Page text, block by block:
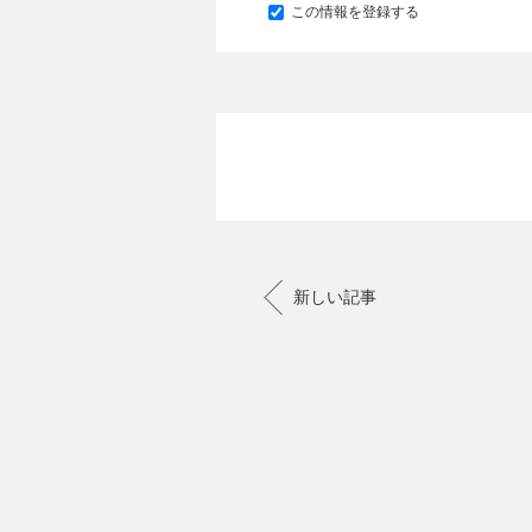
この情報を登録する
新しい記事